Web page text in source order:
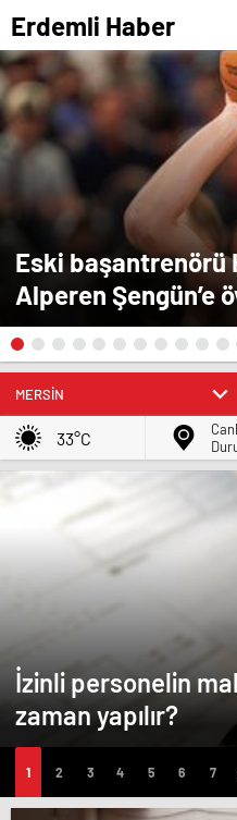
Erdemli Haber
Eski başantrenörü
Alperen Şengün’e
33°C
İzinli personelin
zaman yapılır?